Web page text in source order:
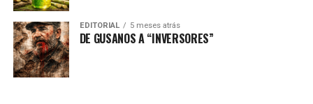
EDITORIAL 5 meses atrás
DE GUSANOS A “INVERSORES”